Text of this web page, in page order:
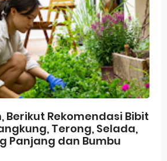
Berikut Rekomendasi Bibit
Terong, Selada,
Panjang dan Bumbu